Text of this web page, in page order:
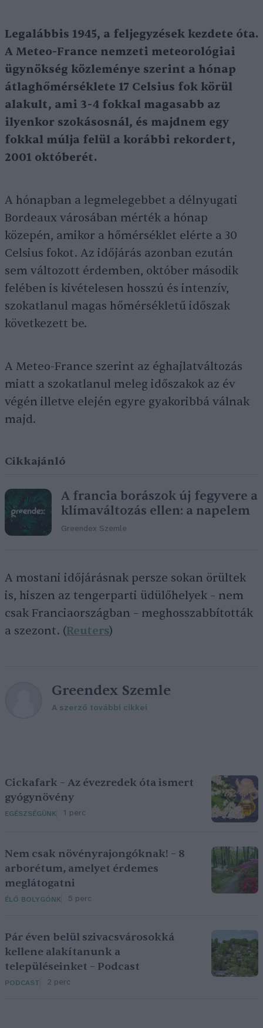
Legalábbis 1945, a feljegyzések kezdete óta.
A Meteo-France nemzeti meteorológiai
ügynökség közleménye szerint a hónap
átlaghőmérséklete 17 Celsius fok körül
alakult, ami 3-4 fokkal magasabb az
ilyenkor szokásosnál, és majdnem egy
fokkal múlja felül a korábbi rekordert,
2001 októberét.
A hónapban a legmelegebbet a délnyugati
Bordeaux városában mérték a hónap
közepén, amikor a hőmérséklet elérte a 30
Celsius fokot. Az időjárás azonban ezután
sem változott érdemben, október második
felében is kivételesen hosszú és intenzív,
szokatlanul magas hőmérsékletű időszak
következett be.
A Meteo-France szerint az éghajlatváltozás
miatt a szokatlanul meleg időszakok az év
végén illetve elején egyre gyakoribbá válnak
majd.
Cikkajánló
A francia borászok új fegyvere a
klímaváltozás ellen: a napelem
Greendex Szemle
A mostani időjárásnak persze sokan örültek
is, hiszen az tengerparti üdülőhelyek – nem
csak Franciaországban – meghosszabbították
a szezont. (Reuters)
Greendex Szemle
A szerző további cikkei
Cickafark – Az évezredek óta ismert
gyógynövény
EGÉSZSÉGÜNK 1 perc
Nem csak növényrajongóknak! – 8
arborétum, amelyet érdemes
meglátogatni
ÉLŐ BOLYGÓNK 5 perc
Pár éven belül szivacsvárosokká
kellene alakítanunk a
településeinket – Podcast
PODCAST 2 perc